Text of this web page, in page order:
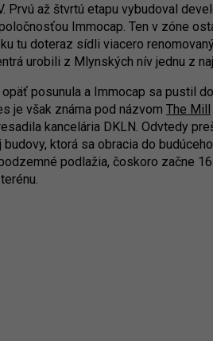
Prvú až štvrtú etapu vybudoval
Immocap. Ten v zóne
tu doteraz sídli viacero
urobili z Mlynských nív jednu z
posunula a Immocap sa pustil
je však známa pod názvom The Mill
kancelária DKLN. Odvtedy
ktorá sa obracia do
podlažia, čoskoro začne